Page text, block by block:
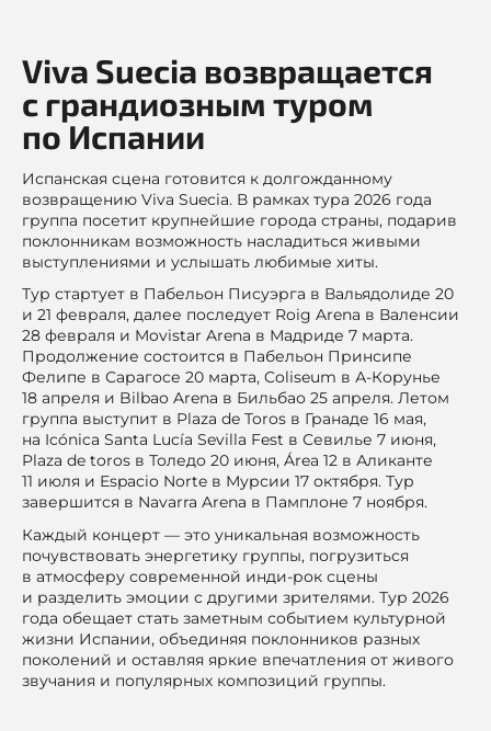
Viva Suecia возвращается
с грандиозным туром
по Испании
Испанская сцена готовится к долгожданному
возвращению Viva Suecia. В рамках тура 2026 года
группа посетит крупнейшие города страны, подарив
поклонникам возможность насладиться живыми
выступлениями и услышать любимые хиты.
Тур стартует в Пабельон Писуэрга в Вальядолиде 20
и 21 февраля, далее последует Roig Arena в Валенсии
28 февраля и Movistar Arena в Мадриде 7 марта.
Продолжение состоится в Пабельон Принсипе
Фелипе в Сарагосе 20 марта, Coliseum в А-Корунье
18 апреля и Bilbao Arena в Бильбао 25 апреля. Летом
группа выступит в Plaza de Toros в Гранаде 16 мая,
на Icónica Santa Lucía Sevilla Fest в Севилье 7 июня,
Plaza de toros в Толедо 20 июня, Área 12 в Аликанте
11 июля и Espacio Norte в Мурсии 17 октября. Тур
завершится в Navarra Arena в Памплоне 7 ноября.
Каждый концерт — это уникальная возможность
почувствовать энергетику группы, погрузиться
в атмосферу современной инди-рок сцены
и разделить эмоции с другими зрителями. Тур 2026
года обещает стать заметным событием культурной
жизни Испании, объединяя поклонников разных
поколений и оставляя яркие впечатления от живого
звучания и популярных композиций группы.